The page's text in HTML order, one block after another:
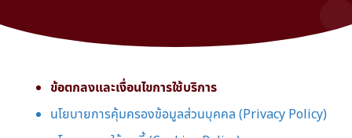
ข้อตกลงและเงื่อนไขการใช้บริการ
นโยบายการคุ้มครองข้อมูลส่วนบุคคล (Privacy Policy)